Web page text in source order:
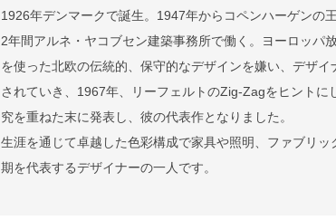
1926年デンマークで誕生。1947年からコペンハーゲンの
2年間アルネ・ヤコブセン建築事務所で働く。ヨーロッパ
を使った北欧の伝統的、保守的なデザインを嫌い、デザ
されていき、1967年、リーフェルトのZig-Zagをヒント
究を重ねた末に発表し、彼の代表作となりました。
生涯を通じて卓越した色彩構成で家具や照明、ファブリ
期を代表するデザイナーの一人です。